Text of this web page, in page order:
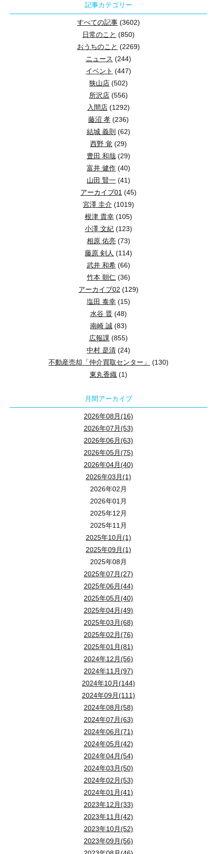
記事カテゴリー
すべての記事 (3602)
日常のこと (850)
おうちのこと (2269)
ニュース (244)
イベント (447)
狭山店 (502)
所沢店 (556)
入間店 (1292)
藤沼 孝 (236)
結城 義則 (62)
西野 覚 (29)
豊田 和哉 (29)
富井 健作 (40)
山田 賢一 (41)
アーカイブ01 (45)
宮澤 圭介 (1019)
根津 貴幸 (105)
小澤 文紀 (123)
相原 佑亮 (73)
藤原 剣人 (114)
武井 和希 (66)
竹本 朝仁 (36)
アーカイブ02 (129)
塩田 泰幸 (15)
水谷 晋 (48)
南崎 誠 (83)
広報課 (855)
中村 是清 (24)
不動産売却「仲介買取センター」
(130)
東丸香織 (1)
月間アーカイブ
2026年08月(16)
2026年07月(53)
2026年06月(63)
2026年05月(75)
2026年04月(40)
2026年03月(1)
2026年02月
2026年01月
2025年12月
2025年11月
2025年10月(1)
2025年09月(1)
2025年08月
2025年07月(27)
2025年06月(44)
2025年05月(40)
2025年04月(49)
2025年03月(68)
2025年02月(76)
2025年01月(81)
2024年12月(56)
2024年11月(97)
2024年10月(144)
2024年09月(111)
2024年08月(58)
2024年07月(63)
2024年06月(71)
2024年05月(42)
2024年04月(54)
2024年03月(50)
2024年02月(53)
2024年01月(41)
2023年12月(33)
2023年11月(42)
2023年10月(52)
2023年09月(56)